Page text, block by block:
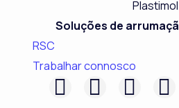
Soluções de
RSC
Trabalhar connosco
F L I Y